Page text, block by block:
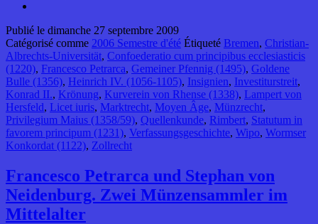
Publié le dimanche 27 septembre 2009
Catégorisé comme 2006 Semestre d'été Étiqueté Bremen, Christian-
Albrechts-Universität, Confoederatio cum principibus ecclesiasticis
(1220), Francesco Petrarca, Gemeiner Pfennig (1495), Goldene
Bulle (1356), Heinrich IV. (1056-1105), Insignien, Investiturstreit,
Konrad II., Krönung, Kurverein von Rhense (1338), Lampert von
Hersfeld, Licet iuris, Marktrecht, Moyen Âge, Münzrecht,
Privilegium Maius (1358/59), Quellenkunde, Rimbert, Statutum in
favorem principum (1231), Verfassungsgeschichte, Wipo, Wormser
Konkordat (1122), Zollrecht
Francesco Petrarca und Stephan von
Neidenburg. Zwei Münzensammler im
Mittelalter